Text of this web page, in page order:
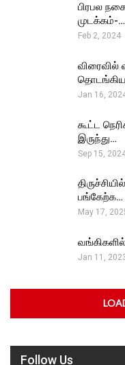
பிரபல
முடக்கம்-…
Feb 2, 2024
விரைவில்
Jan 16,
கூட்ட
இருந்து…
Sep 15,
பங்கேற்க…
May 17,
Jan 11,
Follow Us